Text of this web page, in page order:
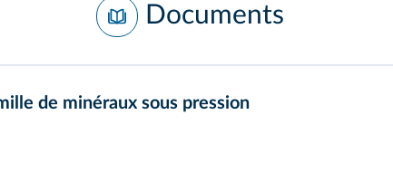
Documents
de minéraux sous pression